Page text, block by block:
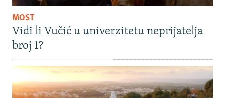
MOST
Vidi li Vučić u univerzitetu neprijatelja
broj 1?